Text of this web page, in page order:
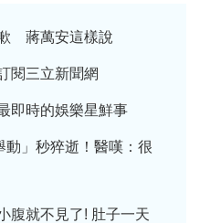
蔣萬安這樣說
閱三立新聞網
即時的娛樂星鮮事
」秒猝逝！醫嘆：很
腹就不見了! 肚子一天